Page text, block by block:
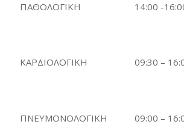
ΠΑΘΟΛΟΓΙΚΗ 14:00 -
ΚΑΡΔΙΟΛΟΓΙΚΗ 09:30 –
ΠΝΕΥΜΟΝΟΛΟΓΙΚΗ 09:00 –